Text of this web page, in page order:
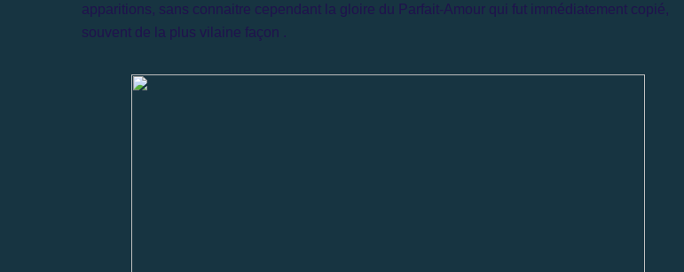
apparitions, sans connaitre cependant la gloire du Parfait-Amour qui fut immédiatement copié,
souvent de la plus vilaine façon .